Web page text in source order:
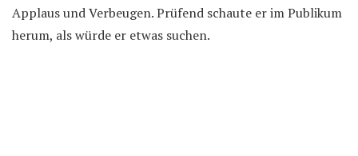
Applaus und Verbeugen. Prüfend schaute er im Publikum
herum, als würde er etwas suchen.